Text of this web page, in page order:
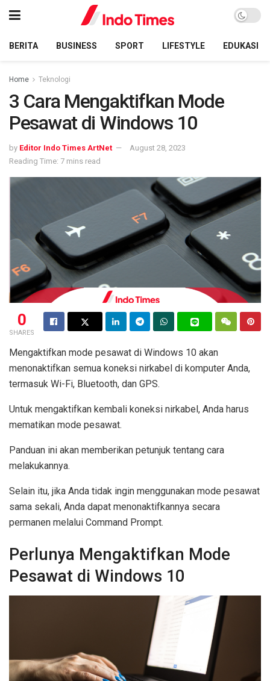
BERITA BUSINESS SPORT LIFESTYLE EDUKASI
Home Teknologi
3 Cara Mengaktifkan Mode
Pesawat di Windows 10
by Editor Indo Times ArtNet
August 28, 2023
Reading Time: 7 mins read
0
SHARES
Mengaktifkan mode pesawat di Windows 10 akan
menonaktifkan semua koneksi nirkabel di komputer Anda,
termasuk Wi-Fi, Bluetooth, dan GPS.
Untuk mengaktifkan kembali koneksi nirkabel, Anda harus
mematikan mode pesawat.
Panduan ini akan memberikan petunjuk tentang cara
melakukannya.
Selain itu, jika Anda tidak ingin menggunakan mode pesawat
sama sekali, Anda dapat menonaktifkannya secara
permanen melalui Command Prompt.
Perlunya Mengaktifkan Mode
Pesawat di Windows 10